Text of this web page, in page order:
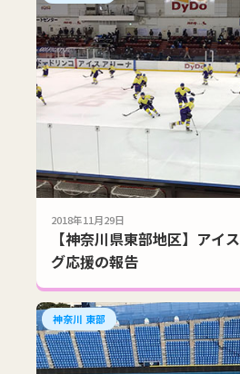
2018年11月29日
【神奈川県東部地区】アイ
グ応援の報告
神奈川 東部